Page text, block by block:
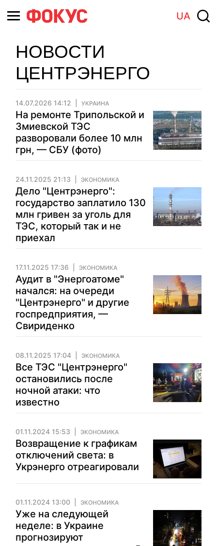
UA
НОВОСТИ
ЦЕНТРЭНЕРГО
14.07.2026 14:12 УКРАИНА
На ремонте Трипольской и
Змиевской ТЭС
разворовали более 10 млн
грн, — СБУ (фото)
24.11.2025 21:13 ЭКОНОМИКА
Дело "Центрэнерго":
государство заплатило 130
млн гривен за уголь для
ТЭС, который так и не
приехал
17.11.2025 17:36 ЭКОНОМИКА
Аудит в "Энергоатоме"
начался: на очереди
"Центрэнерго" и другие
госпредприятия, —
Свириденко
08.11.2025 17:04 ЭКОНОМИКА
Все ТЭС "Центрэнерго"
остановились после
ночной атаки: что
известно
01.11.2024 15:53 ЭКОНОМИКА
Возвращение к графикам
отключений света: в
Укрэнерго отреагировали
01.11.2024 13:00 ЭКОНОМИКА
Уже на следующей
неделе: в Украине
прогнозируют